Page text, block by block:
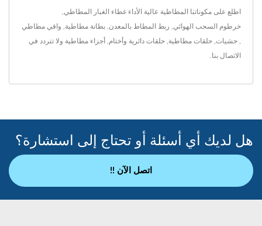
اطلع على مكوناتنا المطاطية عالية الأداء غطاء الغبار المطاطي
خرطوم السحب الهوائي ربط المطاط بالمعدن بطانة مطاطية واقي مطاطي
حشيات حلقات مطاطية حلقات دائرية وأختام أجزاء مطاطية ولا تتردد في
الاتصال بنا
هل لديك أي أسئلة أو تحتاج إلى استشارة؟
اتصل الآن !!